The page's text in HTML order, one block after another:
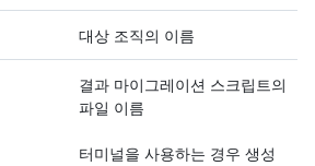
대상 조직의 이름
결과 마이그레이션 스크립트의
파일 이름
터미널을 사용하는 경우 생성